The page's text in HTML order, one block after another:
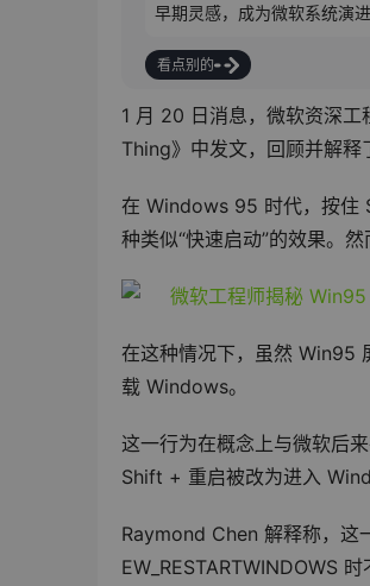
早期灵感，成为微软系统演
看点别的
1 月 20 日消息，微软资深
Thing》中发文，回顾并解释
在 Windows 95 时代，按住
种类似“快速启动”的效果。
在这种情况下，虽然 Win95
载 Windows。
这一行为在概念上与微软后
Shift + 重启被改为进入
Raymond Chen 解释称，这
EW_RESTARTWINDOWS